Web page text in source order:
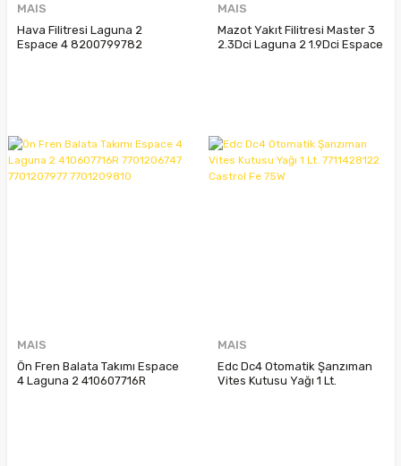
MAIS
Hava Filitresi Laguna 2
Espace 4 8200799782
MAIS
Mazot Yakıt Filitresi Master 3
2.3Dci Laguna 2 1.9Dci Espace
MAIS
Ön Fren Balata Takımı Espace
4 Laguna 2 410607716R
MAIS
Edc Dc4 Otomatik Şanzıman
Vites Kutusu Yağı 1 Lt.